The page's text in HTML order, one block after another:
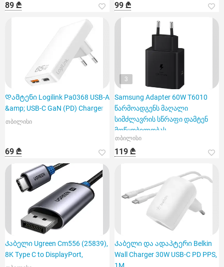
89 ₾ 99 ₾
Დამტენი Logilink Pa0368 USB-A
&amp; USB-C GaN (PD) Charger 6
თბილისი
69 ₾
3
Samsung Adapter 60W T6010
წარმოადგენს მაღალი
სიმძლავრის სწრაფი დამტენ
მოწყობილობას
თბილისი
119 ₾
Კაბელი Ugreen Cm556 (25839),
8K Type C to DisplayPort,
Კაბელი და ადაპტერი Belkin
Wall Charger 30W USB-C PD PPS,